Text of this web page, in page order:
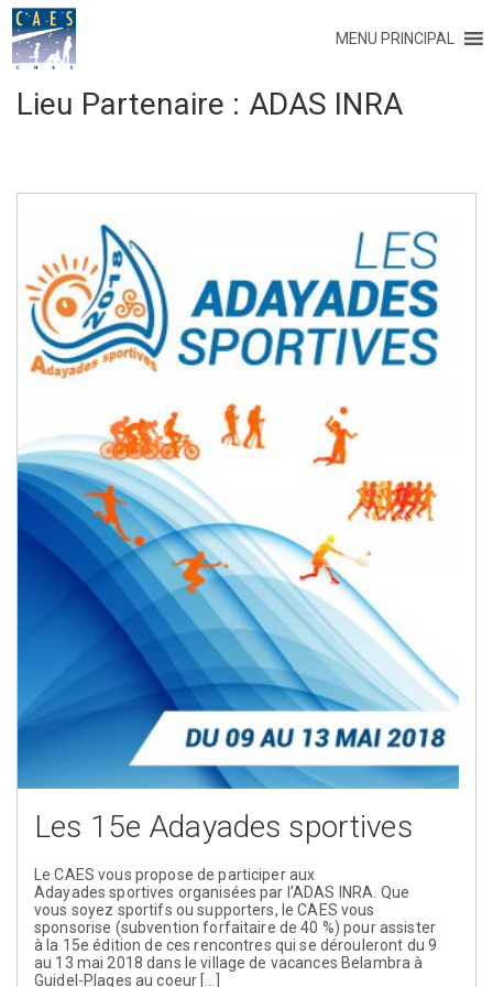
MENU PRINCIPAL
Lieu Partenaire : ADAS INRA
Les 15e Adayades sportives
Le CAES vous propose de participer aux
Adayades sportives organisées par l’ADAS INRA. Que
vous soyez sportifs ou supporters, le CAES vous
sponsorise (subvention forfaitaire de 40 %) pour assister
à la 15e édition de ces rencontres qui se dérouleront du 9
au 13 mai 2018 dans le village de vacances Belambra à
Guidel-Plages au coeur […]